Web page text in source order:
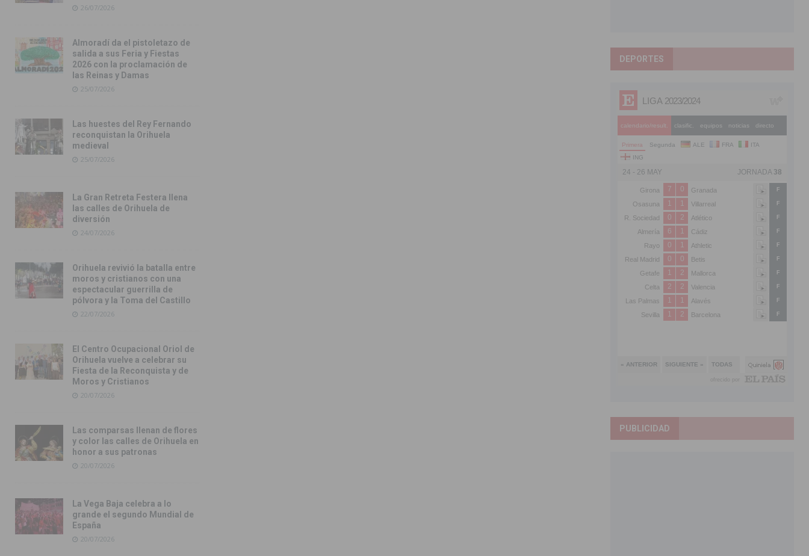
26/07/2026
Almoradí da el pistoletazo de
salida a sus Feria y Fiestas
2026 con la proclamación de
las Reinas y Damas
25/07/2026
Las huestes del Rey Fernando
reconquistan la Orihuela
medieval
25/07/2026
La Gran Retreta Festera llena
las calles de Orihuela de
diversión
24/07/2026
Orihuela revivió la batalla entre
moros y cristianos con una
espectacular guerrilla de
pólvora y la Toma del Castillo
22/07/2026
El Centro Ocupacional Oriol de
Orihuela vuelve a celebrar su
Fiesta de la Reconquista y de
Moros y Cristianos
20/07/2026
Las comparsas llenan de flores
y color las calles de Orihuela en
honor a sus patronas
20/07/2026
La Vega Baja celebra a lo
grande el segundo Mundial de
España
20/07/2026
DEPORTES
PUBLICIDAD